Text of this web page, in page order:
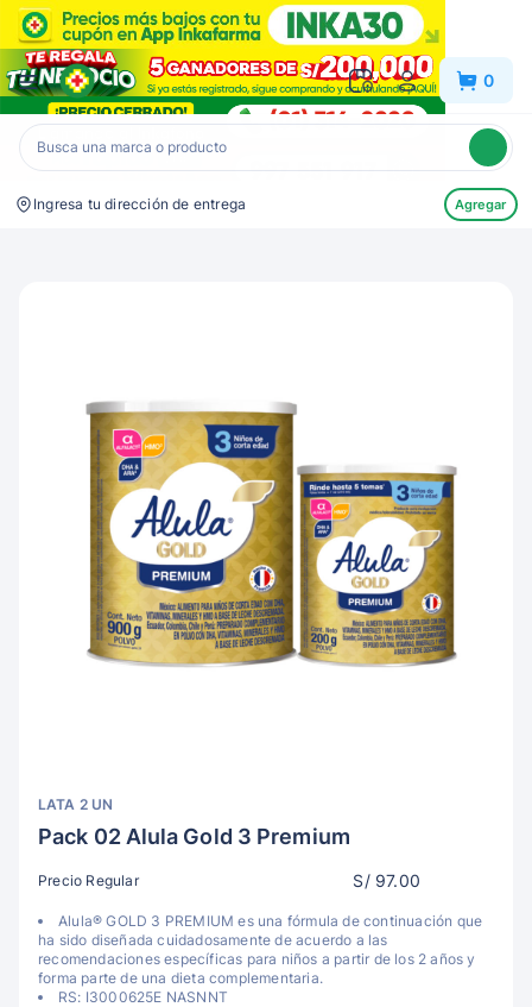
Inkafarma 0
Ingresa tu dirección de entrega Agregar
LATA 2 UN
Pack 02 Alula Gold 3 Premium
Precio Regular S/ 97.00
Alula® GOLD 3 PREMIUM es una fórmula de continuación que
ha sido diseñada cuidadosamente de acuerdo a las
recomendaciones específicas para niños a partir de los 2 años y
forma parte de una dieta complementaria.
RS: I3000625E NASNNT